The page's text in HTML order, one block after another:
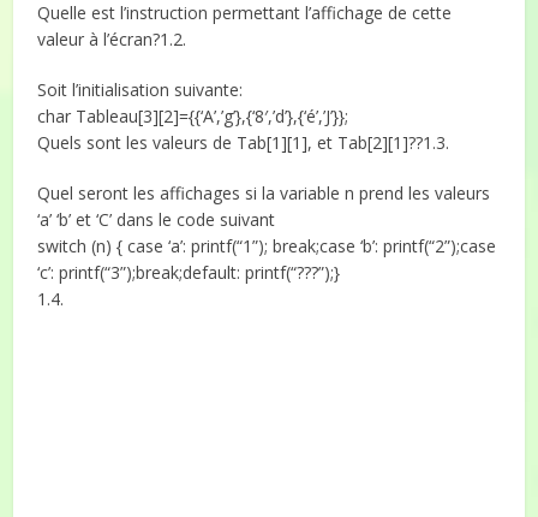
Quelle est l’instruction permettant l’affichage de cette
valeur à l’écran?1.2.
Soit l’initialisation suivante:
char Tableau[3][2]={{‘A’,’g’},{‘8′,’d’},{‘é’,’J’}};
Quels sont les valeurs de Tab[1][1], et Tab[2][1]??1.3.
Quel seront les affichages si la variable n prend les valeurs
‘a’ ‘b’ et ‘C’ dans le code suivant
switch (n) { case ‘a’: printf(“1”); break;case ‘b’: printf(“2”);case
‘c’: printf(“3”);break;default: printf(“???”);}
1.4.